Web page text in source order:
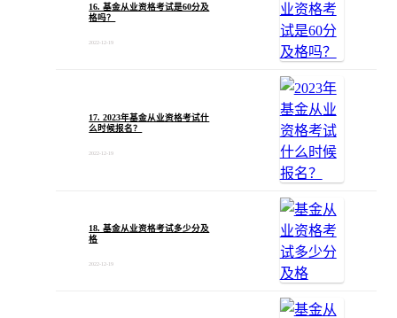
16. 基金从业资格考试是60分及
格吗？
2022-12-19
17. 2023年基金从业资格考试什
么时候报名？
2022-12-19
18. 基金从业资格考试多少分及
格
2022-12-19